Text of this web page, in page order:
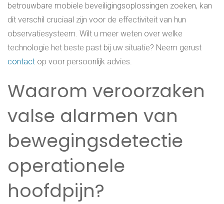
betrouwbare mobiele beveiligingsoplossingen zoeken, kan
dit verschil cruciaal zijn voor de effectiviteit van hun
observatiesysteem. Wilt u meer weten over welke
technologie het beste past bij uw situatie? Neem gerust
contact op voor persoonlijk advies.
Waarom veroorzaken
valse alarmen van
bewegingsdetectie
operationele
hoofdpijn?